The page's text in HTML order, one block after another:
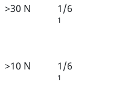
>30 N 1/6
1
>10 N 1/6
1